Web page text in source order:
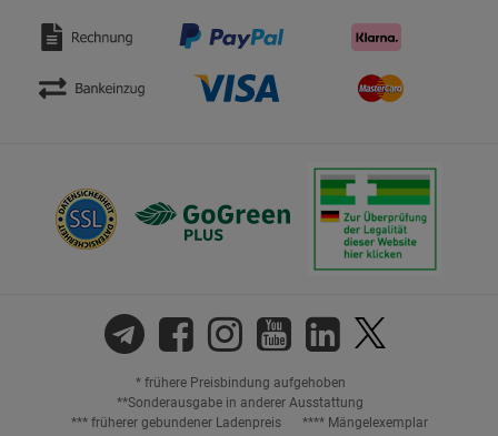
* frühere Preisbindung aufgehoben
**Sonderausgabe in anderer Ausstattung
*** früherer gebundener Ladenpreis
**** Mängelexemplar